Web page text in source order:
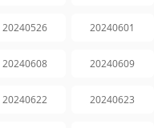
20240526 20240601
20240608 20240609
20240622 20240623